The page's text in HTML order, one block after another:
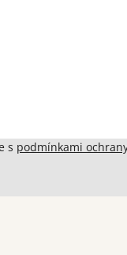
s podmínkami